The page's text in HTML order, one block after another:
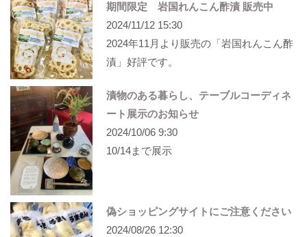
期間限定 岩国れんこん酢漬 販売中
2024/11/12 15:30
2024年11月より販売の「岩国れんこん酢
漬」好評です。
漬物のある暮らし、テーブルコーディネ
ート展示のお知らせ
2024/10/06 9:30
10/14まで展示
偽ショッピングサイトにご注意ください
2024/08/26 12:30